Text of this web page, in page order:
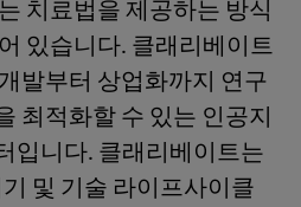
치료법을 제공하는 방식
있습니다. 클래리베이트
발부터 상업화까지 연구
최적화할 수 있는 인공지
입니다. 클래리베이트는
및 기술 라이프사이클